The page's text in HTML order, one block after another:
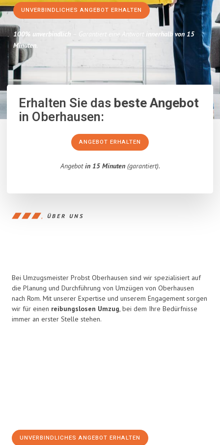
UNVERBINDLICHES ANGEBOT ERHALTEN
100% unverbindlich – Garantiert eine Antwort innerhalb von 15
Minuten.
Erhalten Sie dasbeste Angebot
in Oberhausen:
ANGEBOT ERHALTEN
Angebotin 15 Minuten(garantiert).
ÜBER UNS
Bei Umzugsmeister Probst Oberhausen sind wir spezialisiert auf
die Planung und Durchführung von Umzügen von Oberhausen
nach Rom. Mit unserer Expertise und unserem Engagement sorgen
wir für einen reibungslosen Umzug, bei dem Ihre Bedürfnisse
immer an erster Stelle stehen.
UNVERBINDLICHES ANGEBOT ERHALTEN